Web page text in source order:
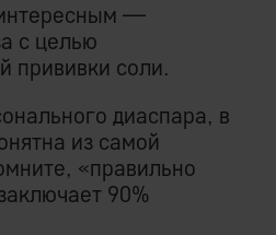
—
с целью
прививки соли.
диаспара, в
из самой
«правильно
90%